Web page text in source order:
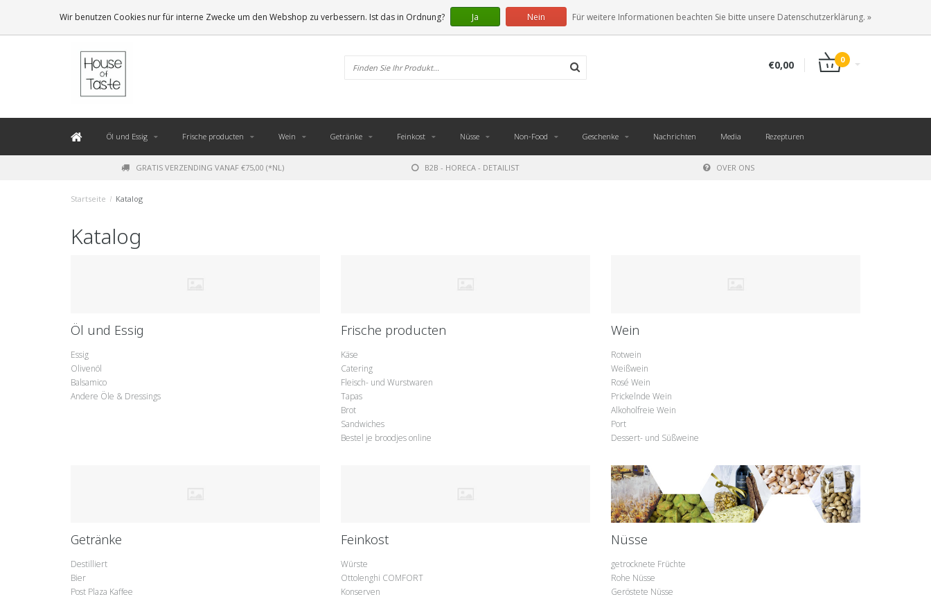
ANMELDEN KUNDENKONTO ANLEGEN
DE
€0,00 0
Öl und Essig Frische producten Wein Getränke Feinkost Nüsse Non-Food Geschenke Nachrichten Media Rezepturen
GRATIS VERZENDING VANAF €75,00 (*NL) B2B - HORECA - DETAILIST OVER ONS
Startseite / Katalog
Katalog
Öl und Essig
Essig
Olivenöl
Balsamico
Andere Öle & Dressings
Frische producten
Käse
Catering
Fleisch- und Wurstwaren
Tapas
Brot
Sandwiches
Bestel je broodjes online
Wein
Rotwein
Weißwein
Rosé Wein
Prickelnde Wein
Alkoholfreie Wein
Port
Dessert- und Süßweine
Getränke
Destilliert
Bier
Post Plaza Kaffee
Feinkost
Würste
Ottolenghi COMFORT
Konserven
Nüsse
getrocknete Früchte
Rohe Nüsse
Geröstete Nüsse
Wir benutzen Cookies nur für interne Zwecke um den Webshop zu verbessern. Ist das in Ordnung? Ja Nein Für weitere Informationen beachten Sie bitte unsere Datenschutzerklärung. »